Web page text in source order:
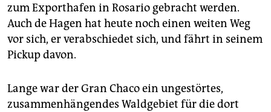
zum Exporthafen in Rosario gebracht werden.
Auch de Hagen hat heute noch einen weiten Weg
vor sich, er verabschiedet sich, und fährt in seinem
Pickup davon.
Lange war der Gran Chaco ein ungestörtes,
zusammenhängendes Waldgebiet für die dort